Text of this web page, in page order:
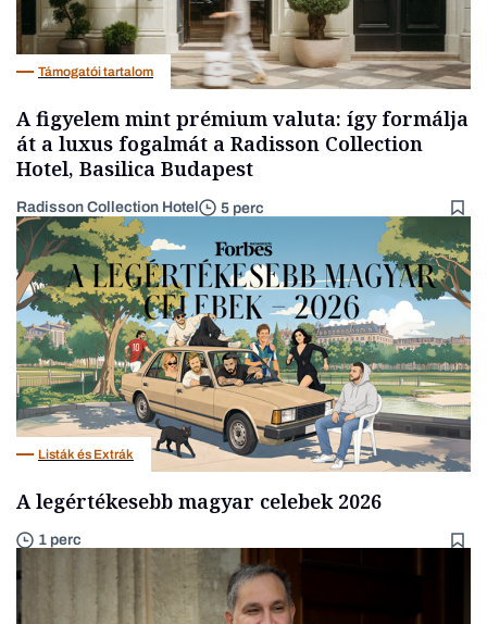
Támogatói tartalom
A figyelem mint prémium valuta: így formálja
át a luxus fogalmát a Radisson Collection
Hotel, Basilica Budapest
Radisson Collection Hotel 5 perc
Listák és Extrák
A legértékesebb magyar celebek 2026
1 perc